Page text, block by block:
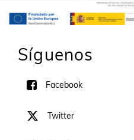
Síguenos
Facebook
Twitter